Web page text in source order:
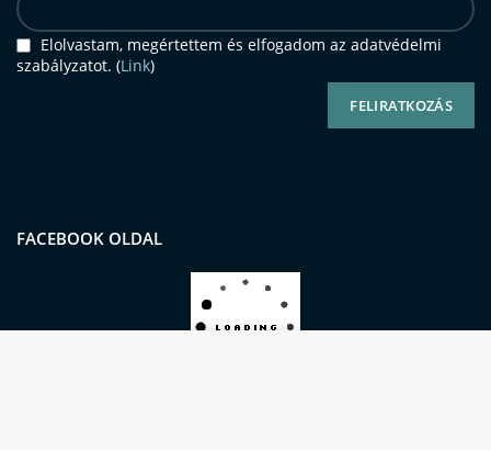
Elolvastam, megértettem és elfogadom az adatvédelmi
szabályzatot. (Link)
FACEBOOK OLDAL